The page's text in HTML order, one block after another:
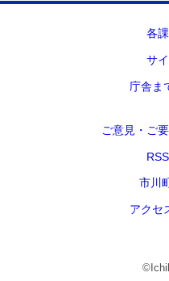
各
サ
庁舎ま
ご意見・ご
市川
アクセ